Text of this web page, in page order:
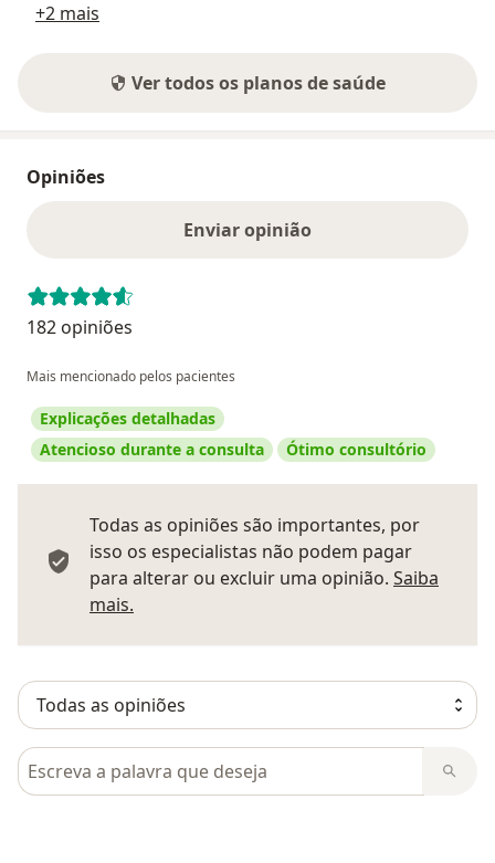
+2 mais
Ver todos os planos de saúde
Opiniões
Enviar opinião
182 opiniões
Mais mencionado pelos pacientes
Explicações detalhadas
Atencioso durante a consulta
Ótimo consultório
Todas as opiniões são importantes, por
isso os especialistas não podem pagar
para alterar ou excluir uma opinião. Saiba
mais.
Pesquisar em opiniões